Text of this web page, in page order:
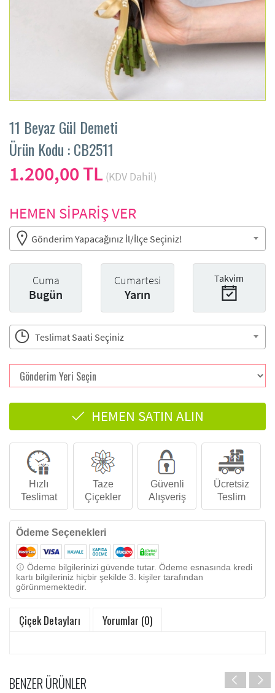
11 Beyaz Gül Demeti
Ürün Kodu : CB2511
1.200,00 TL (KDV Dahil)
HEMEN SİPARİŞ VER
Gönderim Yapacağınız İl/İlçe Seçiniz!
Cuma
Bugün
Cumartesi
Yarın
Takvim
Teslimat Saati Seçiniz
HEMEN SATIN ALIN
Hızlı
Teslimat
Taze
Çiçekler
Güvenli
Alışveriş
Ücretsiz
Teslim
Ödeme Seçenekleri
Ödeme bilgilerinizi güvende tutar. Ödeme esnasında kredi
kartı bilgileriniz hiçbir şekilde 3. kişiler tarafından
görünmemektedir.
Çiçek Detayları Yorumlar (0)
BENZER ÜRÜNLER